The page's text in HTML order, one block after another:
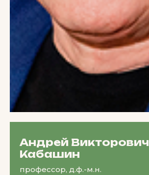
Андрей Викторович
Кабашин
профессор, д.ф.-м.н.